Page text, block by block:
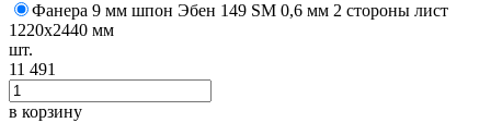
Фанера 9 мм шпон Эбен 149 SM 0,6 мм 2 стороны лист
1220х2440 мм
шт.
11 491
в корзину